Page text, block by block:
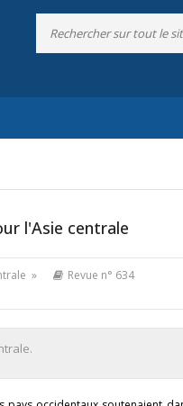
l'Asie centrale
»
Revue n° 634